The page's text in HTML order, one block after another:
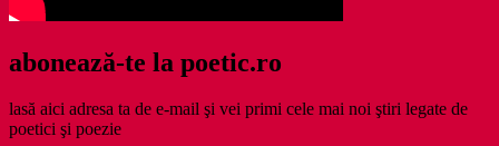
abonează-te la poetic.ro
lasă aici adresa ta de e-mail şi vei primi cele mai noi ştiri legate de
poetici şi poezie